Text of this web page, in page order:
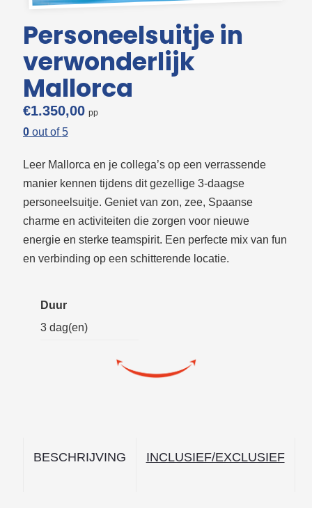
Personeelsuitje in
verwonderlijk
Mallorca
€1.350,00
0out of5
Leer Mallorca en je collega’s op een verrassende
manier kennen tijdens dit gezellige 3-daagse
personeelsuitje. Geniet van zon, zee, Spaanse
charme en activiteiten die zorgen voor nieuwe
energie en sterke teamspirit. Een perfecte mix van fun
en verbinding op een schitterende locatie.
Duur
3 dag(en)